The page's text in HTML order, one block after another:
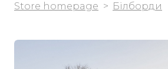
Store homepage Білборди